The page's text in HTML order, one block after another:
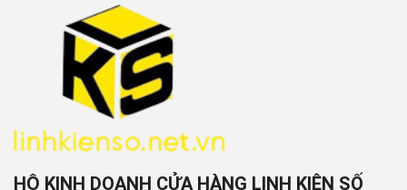
HỘ KINH DOANH CỬA HÀNG LINH KIỆN SỐ